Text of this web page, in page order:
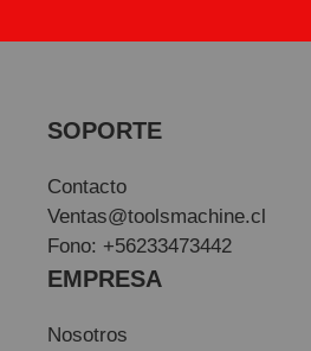
SOPORTE
Contacto
Ventas@toolsmachine.cl
Fono: +56233473442
EMPRESA
Nosotros